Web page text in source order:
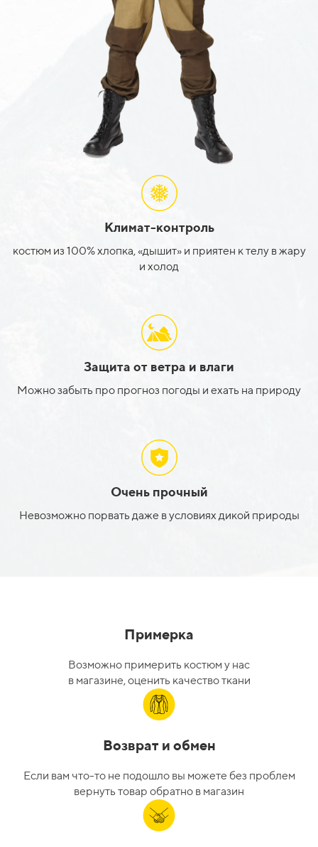
Климат-контроль
костюм из 100% хлопка, «дышит» и приятен к телу в жару
и холод
Защита от ветра и влаги
Можно забыть про прогноз погоды и ехать на природу
Очень прочный
Невозможно порвать даже в условиях дикой природы
Примерка
Возможно примерить костюм у нас
в магазине, оценить качество ткани
Возврат и обмен
Если вам что-то не подошло вы можете без проблем
вернуть товар обратно в магазин